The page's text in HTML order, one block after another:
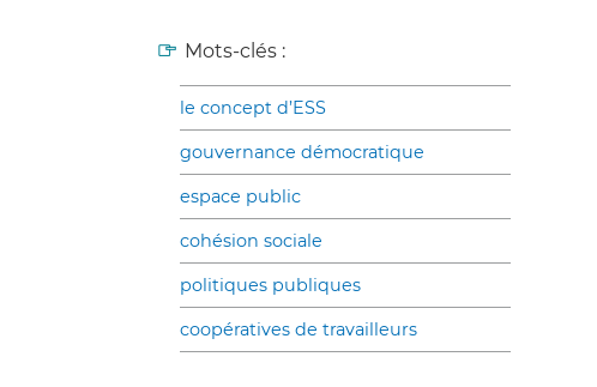
Mots-clés :
le concept d’ESS
gouvernance démocratique
espace public
cohésion sociale
politiques publiques
coopératives de travailleurs